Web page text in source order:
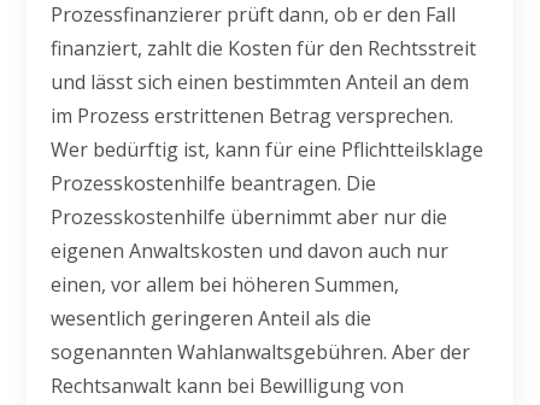
Prozessfinanzierer prüft dann, ob er den Fall
finanziert, zahlt die Kosten für den Rechtsstreit
und lässt sich einen bestimmten Anteil an dem
im Prozess erstrittenen Betrag versprechen.
Wer bedürftig ist, kann für eine Pflichtteilsklage
Prozesskostenhilfe beantragen. Die
Prozesskostenhilfe übernimmt aber nur die
eigenen Anwaltskosten und davon auch nur
einen, vor allem bei höheren Summen,
wesentlich geringeren Anteil als die
sogenannten Wahlanwaltsgebühren. Aber der
Rechtsanwalt kann bei Bewilligung von